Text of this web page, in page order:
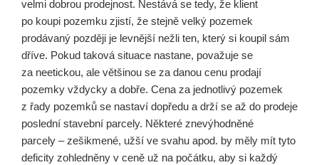
velmi dobrou prodejnost. Nestává se tedy, že klient
po koupi pozemku zjistí, že stejně velký pozemek
prodávaný později je levnější nežli ten, který si koupil sám
dříve. Pokud taková situace nastane, považuje se
za neetickou, ale většinou se za danou cenu prodají
pozemky vždycky a dobře. Cena za jednotlivý pozemek
z řady pozemků se nastaví dopředu a drží se až do prodeje
poslední stavební parcely. Některé znevýhodněné
parcely – zešikmené, užší ve svahu apod. by měly mít tyto
deficity zohledněny v ceně už na počátku, aby si každý